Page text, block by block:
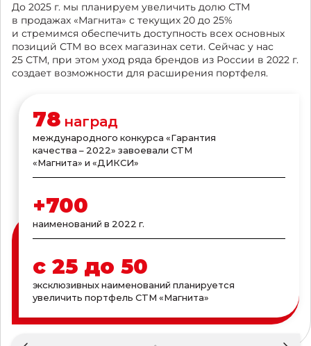
До 2025 г. мы планируем увеличить долю СТМ
в продажах «Магнита» с текущих 20 до 25%
и стремимся обеспечить доступность всех основных
позиций СТМ во всех магазинах сети. Сейчас у нас
25 СТМ, при этом уход ряда брендов из России в 2022 г.
создает возможности для расширения портфеля.
78 наград
международного конкурса «Гарантия
качества – 2022» завоевали СТМ
«Магнита» и «ДИКСИ»
+700
наименований в 2022 г.
эксклюзивных наименований планируется
увеличить портфель СТМ «Магнита»